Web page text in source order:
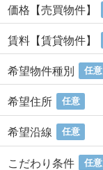
価格【売買物件】
賃料【賃貸物件】
希望物件種別 任意
希望住所 任意
希望沿線 任意
こだわり条件 任意